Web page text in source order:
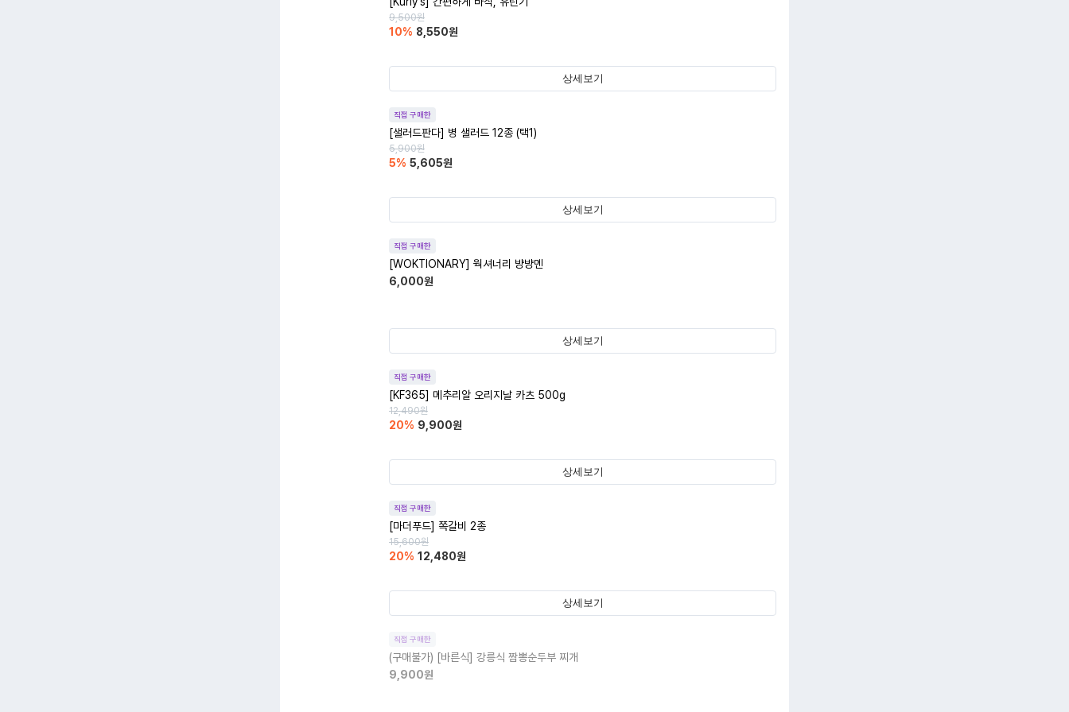
9,500원
10% 8,550원
상세보기
직접 구매한
[샐러드판다] 병 샐러드 12종 (택1)
5,900원
5% 5,605원
상세보기
직접 구매한
[WOKTIONARY] 웍셔너리 뱡뱡멘
6,000원
상세보기
직접 구매한
[KF365] 메추리알 오리지날 카츠 500g
12,490원
20% 9,900원
상세보기
직접 구매한
[마더푸드] 쪽갈비 2종
15,600원
20% 12,480원
상세보기
직접 구매한
(구매불가) [바른식] 강릉식 짬뽕순두부 찌개
9,900원